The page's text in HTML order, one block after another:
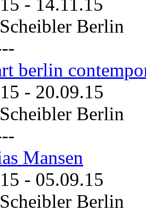
Berlin
berlin
- 20.09.15
Berlin
Mansen
- 05.09.15
Berlin